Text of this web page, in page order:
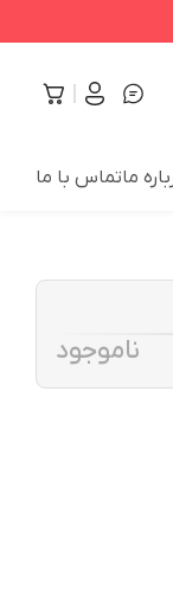
ماتماس با ما
ناموجود